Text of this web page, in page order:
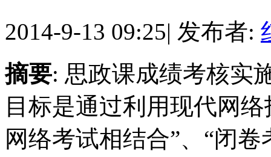
2014-9-13 09:25| 发布者:
摘要: 思政课成绩考核实
目标是通过利用现代网
网络考试相结合”、“闭